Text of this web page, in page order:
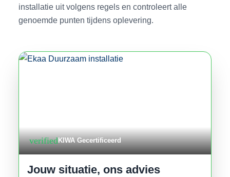
installatie uit volgens regels en controleert alle
genoemde punten tijdens oplevering.
verifiedKIWA Gecertificeerd
Jouw situatie, ons advies